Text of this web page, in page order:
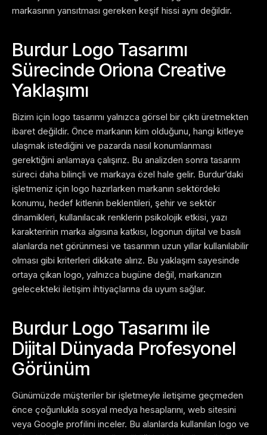
markasının yansıtması gereken keşif hissi aynı değildir.
Burdur Logo Tasarımı
Sürecinde Oriona Creative
Yaklaşımı
Bizim için logo tasarımı yalnızca görsel bir çıktı üretmekten
ibaret değildir. Önce markanın kim olduğunu, hangi kitleye
ulaşmak istediğini ve pazarda nasıl konumlanması
gerektiğini anlamaya çalışırız. Bu analizden sonra tasarım
süreci daha bilinçli ve markaya özel hale gelir. Burdur’daki
işletmeniz için logo hazırlarken markanın sektördeki
konumu, hedef kitlenin beklentileri, şehir ve sektör
dinamikleri, kullanılacak renklerin psikolojik etkisi, yazı
karakterinin marka algısına katkısı, logonun dijital ve basılı
alanlarda net görünmesi ve tasarımın uzun yıllar kullanılabilir
olması gibi kriterleri dikkate alırız. Bu yaklaşım sayesinde
ortaya çıkan logo, yalnızca bugüne değil, markanızın
gelecekteki iletişim ihtiyaçlarına da uyum sağlar.
Burdur Logo Tasarımı ile
Dijital Dünyada Profesyonel
Görünüm
Günümüzde müşteriler bir işletmeyle iletişime geçmeden
önce çoğunlukla sosyal medya hesaplarını, web sitesini
veya Google profilini inceler. Bu alanlarda kullanılan logo ve